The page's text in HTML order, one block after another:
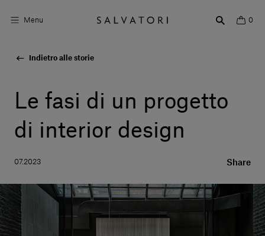
Menu 0
Arredo bagno
Storie di Design
Indietro alle storie
Le fasi di un progetto
di interior design
07.2023 Share